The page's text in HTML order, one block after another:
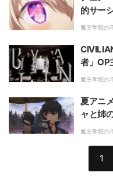
的サー
魔王学院の
者」OP
カロP“
魔王学院の
夏アニ
ャと姉
ト＆あ
魔王学院の
1